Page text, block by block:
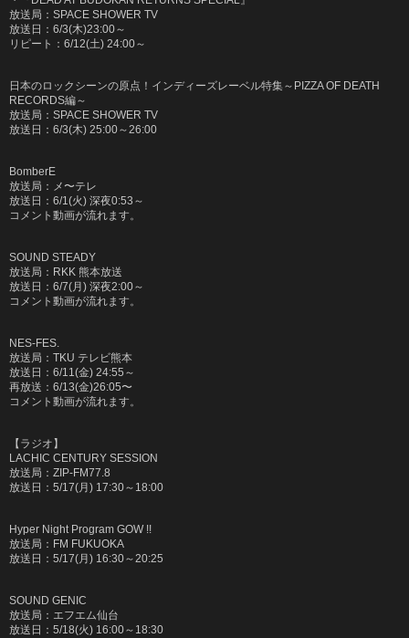
放送局： SPACE SHOWER TV
放送日： 6/3(木)23:00～
リピート： 6/12(土) 24:00～
日本のロックシーンの原点！インディーズレーベル特集～ PIZZA OF DEATH
RECORDS編～
放送局： SPACE SHOWER TV
放送日： 6/3(木) 25:00～26:00
BomberE
放送局：メ〜テレ
放送日：6/1(火) 深夜0:53～
コメント動画が流れます。
SOUND STEADY
放送局：RKK 熊本放送
放送日：6/7(月) 深夜2:00～
コメント動画が流れます。
NES-FES.
放送局：TKU テレビ熊本
放送日：6/11(金) 24:55～
再放送：6/13(金)26:05〜
コメント動画が流れます。
【ラジオ】
LACHIC CENTURY SESSION
放送局： ZIP-FM77.8
放送日： 5/17(月 ) 17:30～ 18:00
Hyper Night Program GOW !!
放送局： FM FUKUOKA
放送日： 5/17(月 ) 16:30～20:25
SOUND GENIC
放送局：エフエム仙台
放送日： 5/18(火) 16:00～ 18:30